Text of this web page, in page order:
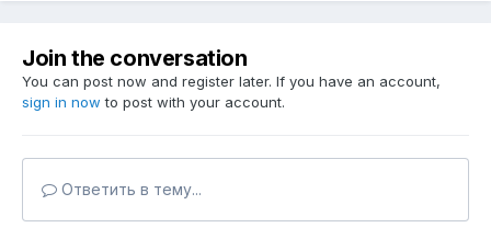
Join the conversation
You can post now and register later. If you have an account,
sign in now to post with your account.
Ответить в тему...